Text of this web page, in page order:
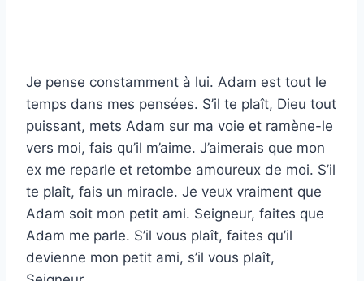
Je pense constamment à lui. Adam est tout le
temps dans mes pensées. S’il te plaît, Dieu tout
puissant, mets Adam sur ma voie et ramène-le
vers moi, fais qu’il m’aime. J’aimerais que mon
ex me reparle et retombe amoureux de moi. S’il
te plaît, fais un miracle. Je veux vraiment que
Adam soit mon petit ami. Seigneur, faites que
Adam me parle. S’il vous plaît, faites qu’il
devienne mon petit ami, s’il vous plaît,